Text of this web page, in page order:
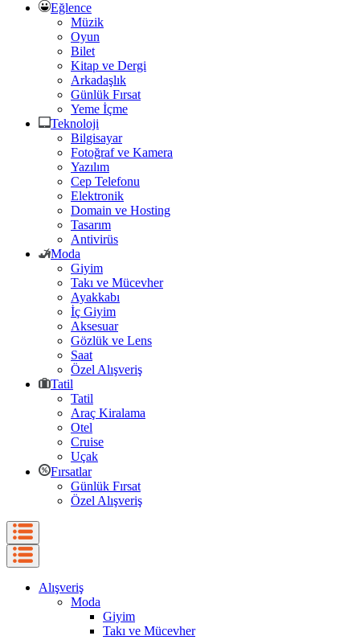
Eğlence
Müzik
Oyun
Bilet
Kitap ve Dergi
Arkadaşlık
Günlük Fırsat
Yeme İçme
Teknoloji
Bilgisayar
Fotoğraf ve Kamera
Yazılım
Cep Telefonu
Elektronik
Domain ve Hosting
Tasarım
Antivirüs
Moda
Giyim
Takı ve Mücevher
Ayakkabı
İç Giyim
Aksesuar
Gözlük ve Lens
Saat
Özel Alışveriş
Tatil
Tatil
Araç Kiralama
Otel
Cruise
Uçak
Fırsatlar
Günlük Fırsat
Özel Alışveriş
Alışveriş
Moda
Giyim
Takı ve Mücevher